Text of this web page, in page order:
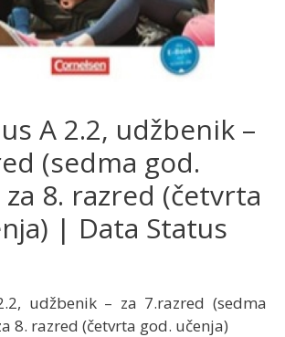
A 2.2, udžbenik –
(sedma god.
za 8. razred (četvrta
| Data Status
udžbenik – za 7.razred (sedma
8. razred (četvrta god. učenja)